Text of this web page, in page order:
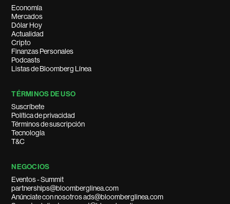
Economía
Mercados
Dólar Hoy
Actualidad
Cripto
Finanzas Personales
Podcasts
Listas de Bloomberg Línea
TÉRMINOS DE USO
Suscríbete
Política de privacidad
Términos de suscripción
Tecnología
T&C
NEGOCIOS
Eventos - Summit
partnerships@bloomberglinea.com
Anúnciate con nosotros ads@bloomberglinea.com